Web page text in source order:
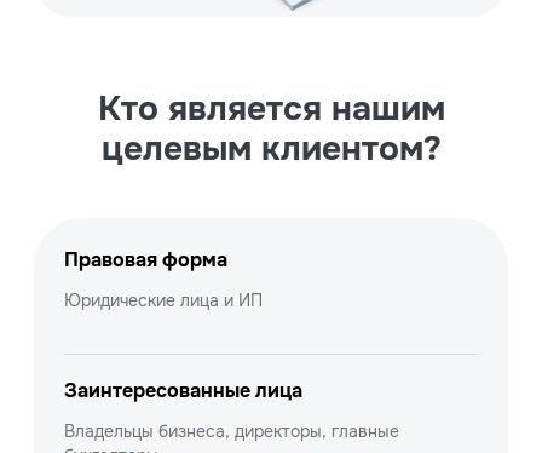
Кто является нашим
целевым клиентом?
Правовая форма
Юридические лица и ИП
Заинтересованные лица
Владельцы бизнеса, директоры, главные